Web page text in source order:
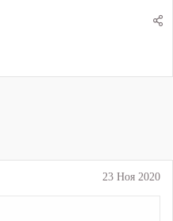
23 Ноя 2020